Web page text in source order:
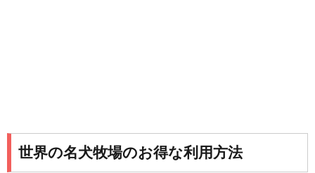
世界の名犬牧場のお得な利用方法